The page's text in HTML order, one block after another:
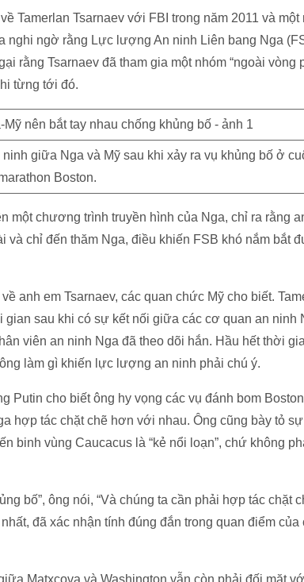
Tamerlan Tsarnaev với FBI trong năm 2011 và một
nghi ngờ rằng Lực lượng An ninh Liên bang Nga
rằng Tsarnaev đã tham gia một nhóm “ngoài vòng
từng tới đó.
giữa Nga và Mỹ sau khi xảy ra vụ khủng bố ở
Boston.
một chương trình truyền hình của Nga, chỉ ra rằng
và chỉ đến thăm Nga, điều khiến FSB khó nắm bắt
anh em Tsarnaev, các quan chức Mỹ cho biết.
sau khi có sự kết nối giữa các cơ quan an ninh
viên an ninh Nga đã theo dõi hắn. Hầu hết thời
làm gì khiến lực lượng an ninh phải chú ý.
Putin cho biết ông hy vọng các vụ đánh bom
hợp tác chặt chẽ hơn với nhau. Ông cũng bày tỏ
binh vùng Caucacus là “kẻ nổi loạn”, chứ không
bố”, ông nói, “Và chúng ta cần phải hợp tác chặt
đã xác nhận tính đúng đắn trong quan điểm của
Matxcova và Washington vẫn còn phải đối mặt